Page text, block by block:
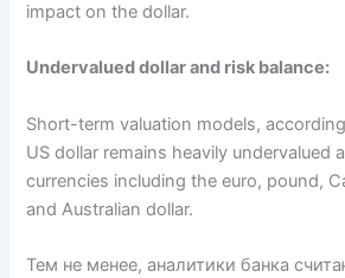
impact on the dollar.
Undervalued dollar and risk balance:
Short-term valuation models,
US dollar remains heavily undervalued
currencies including the euro, pound,
and Australian dollar.
Тем не менее, аналитики банка